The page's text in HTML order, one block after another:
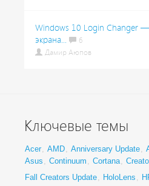
Windows 10 Login Changer
экрана...
6
Дамир Аюпов
Ключевые темы
Acer, AMD, Anniversary Update,
Asus , Continuum , Cortana,
Fall Creators Update, HoloLens ,